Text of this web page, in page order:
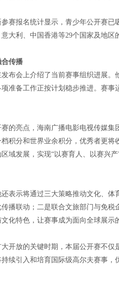
赛报名统计显示，青少年公开赛
大利、中国香港等29个国家及地区
传播
布会上介绍了当前赛事组织进展
准备工作正按计划稳步推进。赛
的亮点，海南广播电影电视传媒
积分和世界业余积分，优秀者更
域发展，实现“以赛育人、以赛兴
表示将通过三大策略推动文化、
播联动；二是联合文旅部门与免
化特色，让赛事成为面向全球展示
开放的关键时期，本届公开赛不
续引入和培育国际级高尔夫赛事